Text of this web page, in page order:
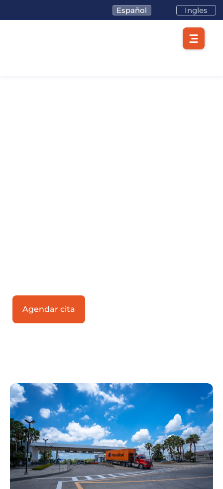
Español Ingles
Agendar cita